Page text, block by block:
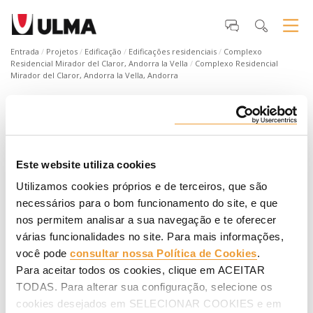
Este website utiliza cookies
Utilizamos cookies próprios e de terceiros, que são
necessários para o bom funcionamento do site, e que
nos permitem analisar a sua navegação e te oferecer
várias funcionalidades no site. Para mais informações,
você pode consultar nossa Política de Cookies.
Para aceitar todos os cookies, clique em ACEITAR
TODAS. Para alterar sua configuração, selecione os
cookies desejados em SELECIONAR COOKIES e em
Entrada Projetos Edificação Edificações residenciais
Complexo
Residencial Mirador del Claror, Andorra la Vella
Complexo Residencial
Mirador del Claror, Andorra la Vella, Andorra
Complexo Residencial Mirador del
Claror, Andorra la Vella, Andorra
Destaca-se pelos seus grandes terraços em degraus. O
sistema ONADEK foi utilizado para se adaptar à geometria
das lajes. ¡Descúbrelos en el vídeo!